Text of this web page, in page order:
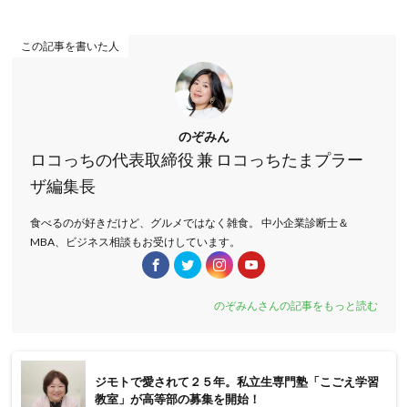
この記事を書いた人
のぞみん
ロコっちの代表取締役 兼 ロコっちたまプラー
ザ編集長
食べるのが好きだけど、グルメではなく雑食。 中小企業診断士＆
MBA、ビジネス相談もお受けしています。
のぞみんさんの記事をもっと読む
ジモトで愛されて２５年。私立生専門塾「こごえ学習
教室」が高等部の募集を開始！